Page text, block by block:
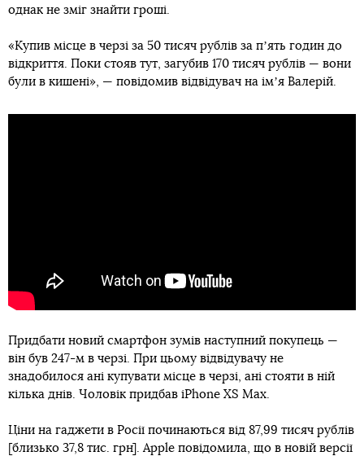
однак не зміг знайти гроші.
«Купив місце в черзі за 50 тисяч рублів за пʼять годин до
відкриття. Поки стояв тут, загубив 170 тисяч рублів — вони
були в кишені», — повідомив відвідувач на імʼя Валерій.
Придбати новий смартфон зумів наступний покупець —
він був 247-м в черзі. При цьому відвідувачу не
знадобилося ані купувати місце в черзі, ані стояти в ній
кілька днів. Чоловік придбав iPhone XS Max.
Ціни на гаджети в Росії починаються від 87,99 тисяч рублів
[близько 37,8 тис. грн]. Apple повідомила, що в новій версії